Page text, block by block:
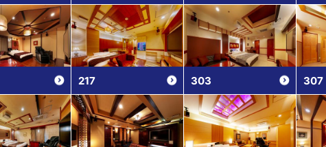
217 303 307